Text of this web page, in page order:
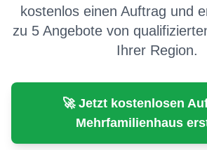
kostenlos einen Auftrag und
zu 5 Angebote von
Ihrer Region.
🚀 Jetzt kostenlosen
Mehrfamilienhaus